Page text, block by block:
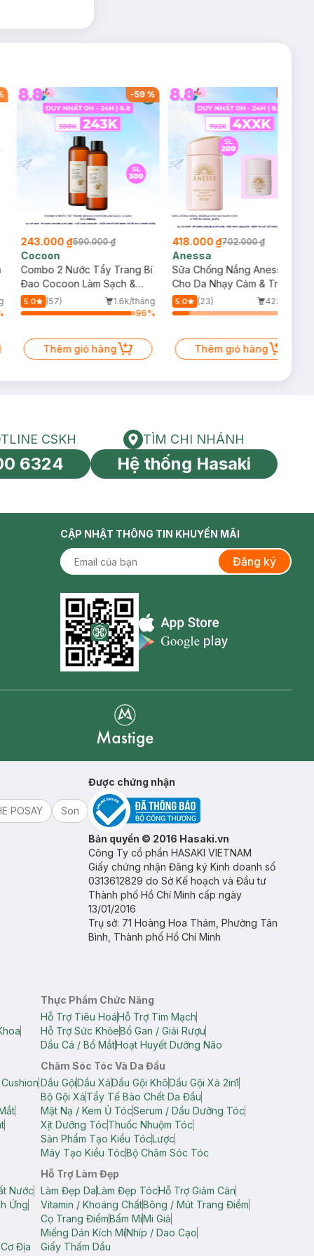
-59%
243.000 ₫590.000 ₫
Cocoon
Combo 2 Nước Tẩy Trang Bí
Đao Cocoon Làm Sạch &
Giảm Dầu 500ml
5.0 (57)
1.6k/tháng
96%
Thêm giỏ hàng
418.000 ₫702.000 ₫
Anessa
Sữa Chống Nắng Anessa
Cho Da Nhạy Cảm & Trẻ Em
60ml (Mới)
5.0 (23)
423/tháng
Thêm giỏ hàng
toàn cầu
HOTLINE CSKH
CSKH
6324
Tìm chi nhánh
TÌM CHI NHÁNH
Hệ thống Hasaki
CẬP NHẬT THÔNG TIN KHUYẾN MÃI
Đăng ký
Appstore icon
POSAY Son
Được chứng nhận
Bản quyền © 2016 Hasaki.vn
Công Ty cổ phần HASAKI VIETNAM
Giấy chứng nhận Đăng ký Kinh doanh số
0313612829 do Sở Kế hoạch và Đầu tư
Thành phố Hồ Chí Minh cấp ngày
13/01/2016
Trụ sở: 71 Hoàng Hoa Thám, Phường Tân
Bình, Thành phố Hồ Chí Minh
Thực Phẩm Chức Năng
Hỗ Trợ Tiêu HoáHỗ Trợ Tim Mạch
Hỗ Trợ Sức KhỏeBổ Gan / Giải Rượu
Dầu Cá / Bổ MắtHoạt Huyết Dưỡng Não
Chăm Sóc Tóc Và Da Đầu
Dầu GộiDầu XảDầu Gội KhôDầu Gội Xả 2in1
Bộ Gội XảTẩy Tế Bào Chết Da Đầu
Mặt Nạ / Kem Ủ TócSerum / Dầu Dưỡng Tóc
Xịt Dưỡng TócThuốc Nhuộm Tóc
Sản Phẩm Tạo Kiểu TócLược
Máy Tạo Kiểu TócBộ Chăm Sóc Tóc
Nước
Ứng
Địa
Hỗ Trợ Làm Đẹp
Làm Đẹp DaLàm Đẹp TócHỗ Trợ Giảm Cân
Vitamin / Khoáng ChấtBông / Mút Trang Điểm
Cọ Trang ĐiểmBấm MiMi Giả
Miếng Dán Kích MíNhíp / Dao Cạo
Giấy Thấm Dầu